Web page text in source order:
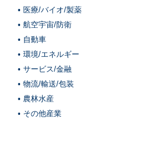
• 医療/バイオ/製薬
• 航空宇宙/防衛
• 自動車
• 環境/エネルギー
• サービス/金融
• 物流/輸送/包装
• 農林水産
• その他産業